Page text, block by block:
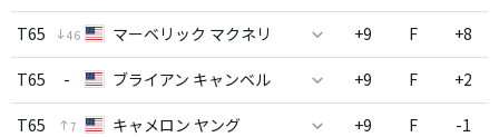
T65 46 マーベリック マクネリ +9 F +8
T65 - ブライアン キャンベル +9 F +2
T65 7 キャメロン ヤング +9 F -1